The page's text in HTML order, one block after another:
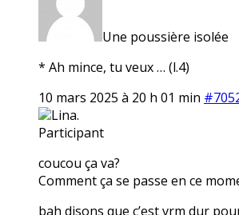
Une poussière isolée
* Ah mince, tu veux … (l.4)
10 mars 2025 à 20 h 01 min
Lina.
Participant
coucou ça va?
Comment ça se passe en ce
bah disons que c’est vrm dur